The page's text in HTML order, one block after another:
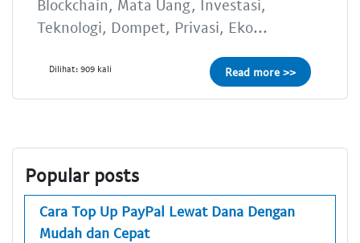
Blockchain, Mata Uang, Investasi,
Teknologi, Dompet, Privasi, Eko...
Dilihat: 909 kali Read more >>
Popular posts
Cara Top Up PayPal Lewat Dana Dengan
Mudah dan Cepat